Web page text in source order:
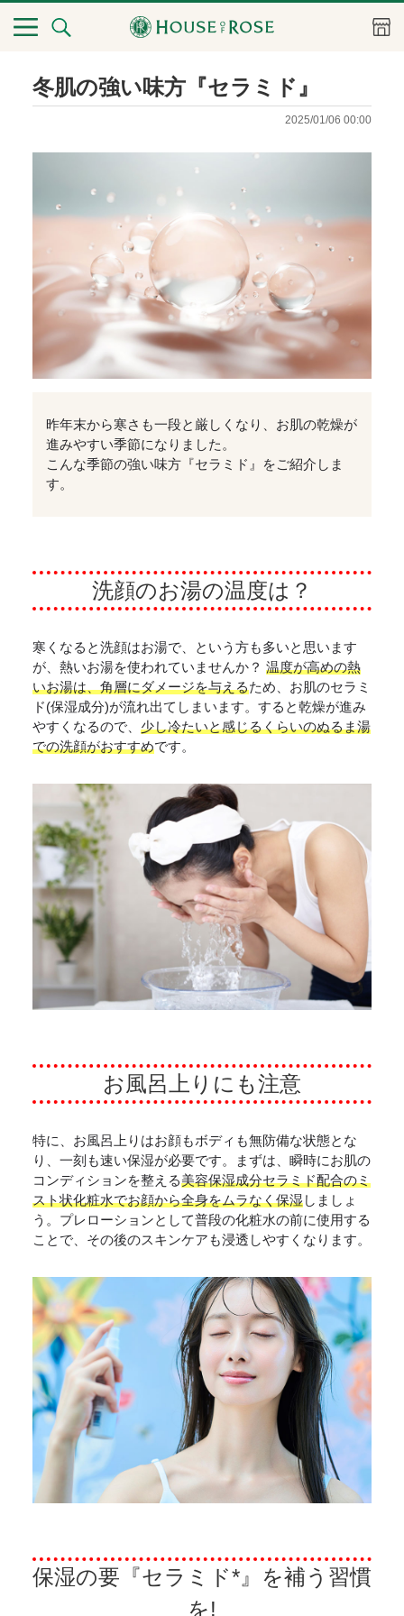
冬肌の強い味方『セラミド』
2025/01/06 00:00
昨年末から寒さも一段と厳しくなり、お肌の乾燥が
進みやすい季節になりました。
こんな季節の強い味方『セラミド』をご紹介しま
す。
洗顔のお湯の温度は？
寒くなると洗顔はお湯で、という方も多いと思います
が、熱いお湯を使われていませんか？ 温度が高めの熱
いお湯は、角層にダメージを与えるため、お肌のセラミ
ド(保湿成分)が流れ出てしまいます。すると乾燥が進み
やすくなるので、 少し冷たいと感じるくらいのぬるま湯
での洗顔がおすすめです。
お風呂上りにも注意
特に、お風呂上りはお顔もボディも無防備な状態とな
り、一刻も速い保湿が必要です。まずは、瞬時にお肌の
コンディションを整える美容保湿成分セラミド配合のミ
スト状化粧水でお顔から全身をムラなく保湿しましょ
う。プレローションとして普段の化粧水の前に使用する
ことで、その後のスキンケアも浸透しやすくなります。
保湿の要『セラミド*』を補う習慣
を!